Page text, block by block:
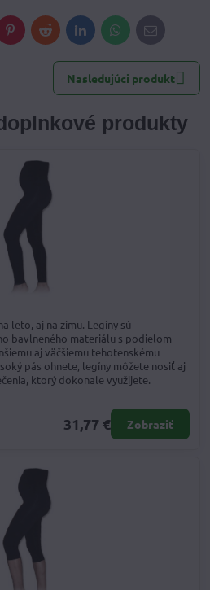
PinterestRedditLinkedInWhatsApp
E-
mail
Nasledujúci produkt
produkty
leto, aj na zimu. Legíny sú
bavlneného materiálu s podielom
aj väčšiemu tehotenskému
pás ohnete, legíny môžete nosiť aj
ktorý dokonale využijete.
31,77 € Zobraziť